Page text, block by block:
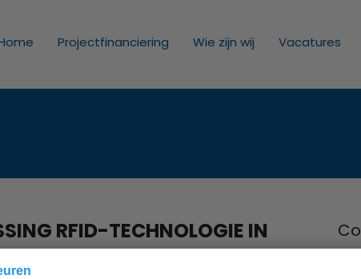
Projectfinanciering Wie zijn wij Vacatures
RFID-TECHNOLOGIE IN